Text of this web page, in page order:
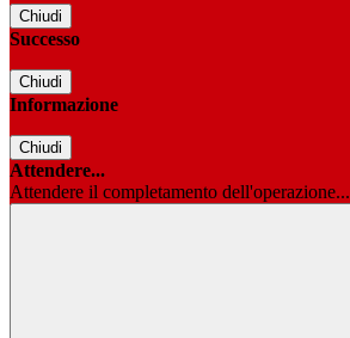
Chiudi
Successo
Chiudi
Informazione
Chiudi
Attendere...
Attendere il completamento dell'operazione...